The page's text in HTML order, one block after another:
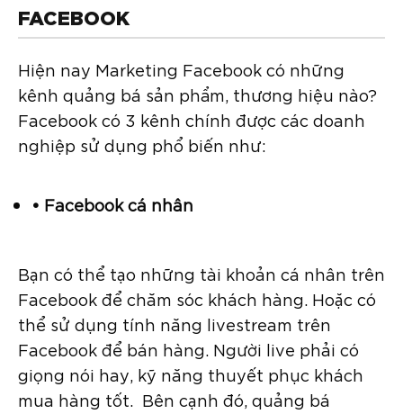
FACEBOOK
Hiện nay Marketing Facebook có những
kênh quảng bá sản phẩm, thương hiệu nào?
Facebook có 3 kênh chính được các doanh
nghiệp sử dụng phổ biến như:
• Facebook cá nhân
Bạn có thể tạo những tài khoản cá nhân trên
Facebook để chăm sóc khách hàng. Hoặc có
thể sử dụng tính năng livestream trên
Facebook để bán hàng. Người live phải có
giọng nói hay, kỹ năng thuyết phục khách
mua hàng tốt. Bên cạnh đó, quảng bá